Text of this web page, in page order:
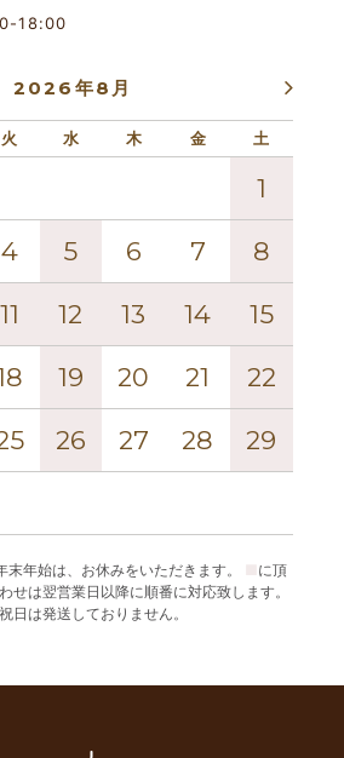
2026年8月
火 水 木 金 土
1
4 5 6 7 8
11 12 13 14 15
19 20 21 22
26 27 28 29
末年始は、お休みをいただきます。
に頂
せは翌営業日以降に順番に対応致します。
日は発送しておりません。
18:00